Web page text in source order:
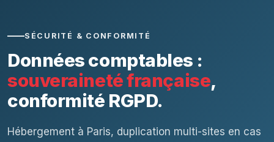
SÉCURITÉ & CONFORMITÉ
Données comptables :
souveraineté française,
conformité RGPD.
Hébergement à Paris, duplication multi-sites en cas